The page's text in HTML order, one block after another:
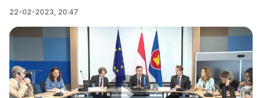
22-02-2023, 20:47